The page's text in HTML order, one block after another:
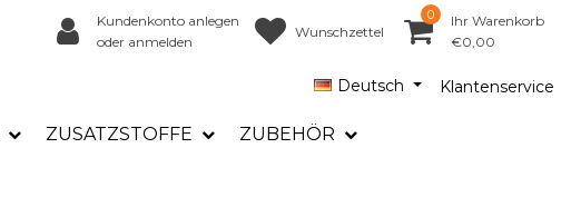
Kundenkonto anlegen
oder anmelden
Wunschzettel
0
Ihr Warenkorb
€0,00
Deutsch Klantenservice
ZUSATZSTOFFE ZUBEHÖR